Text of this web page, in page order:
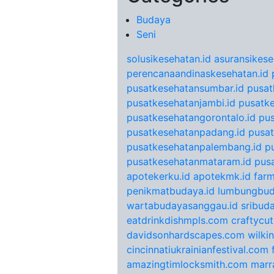
Budaya
Seni
solusikesehatan.id
perencanaandinaskesehatan.id
pusatkesehatansumbar.id
pusatkesehatanjambi.id
pusatkesehatangorontalo.id
pusatkesehatanpadang.id
pusatkesehatanpalembang.id
pusatkesehatanmataram.id
apotekerku.id apotekmk.id
penikmatbudaya.id
wartabudayasanggau.id
eatdrinkdishmpls.com
davidsonhardscapes.com
cincinnatiukrainianfestival.com
amazingtimlocksmith.com